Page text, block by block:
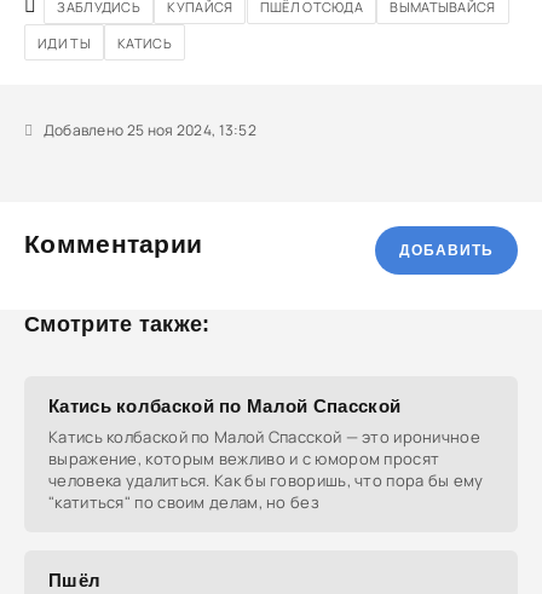
ЗАБЛУДИСЬ КУПАЙСЯ ПШЁЛ ОТСЮДА
ВЫМАТЫВАЙСЯ
ИДИ ТЫ
КАТИСЬ
Добавлено 25 ноя 2024, 13:52
Комментарии ДОБАВИТЬ
Смотрите также:
Катись колбаской по Малой Спасской
Катись колбаской по Малой Спасской — это ироничное
выражение, которым вежливо и с юмором просят
человека удалиться. Как бы говоришь, что пора бы ему
"катиться" по своим делам, но без
Пшёл